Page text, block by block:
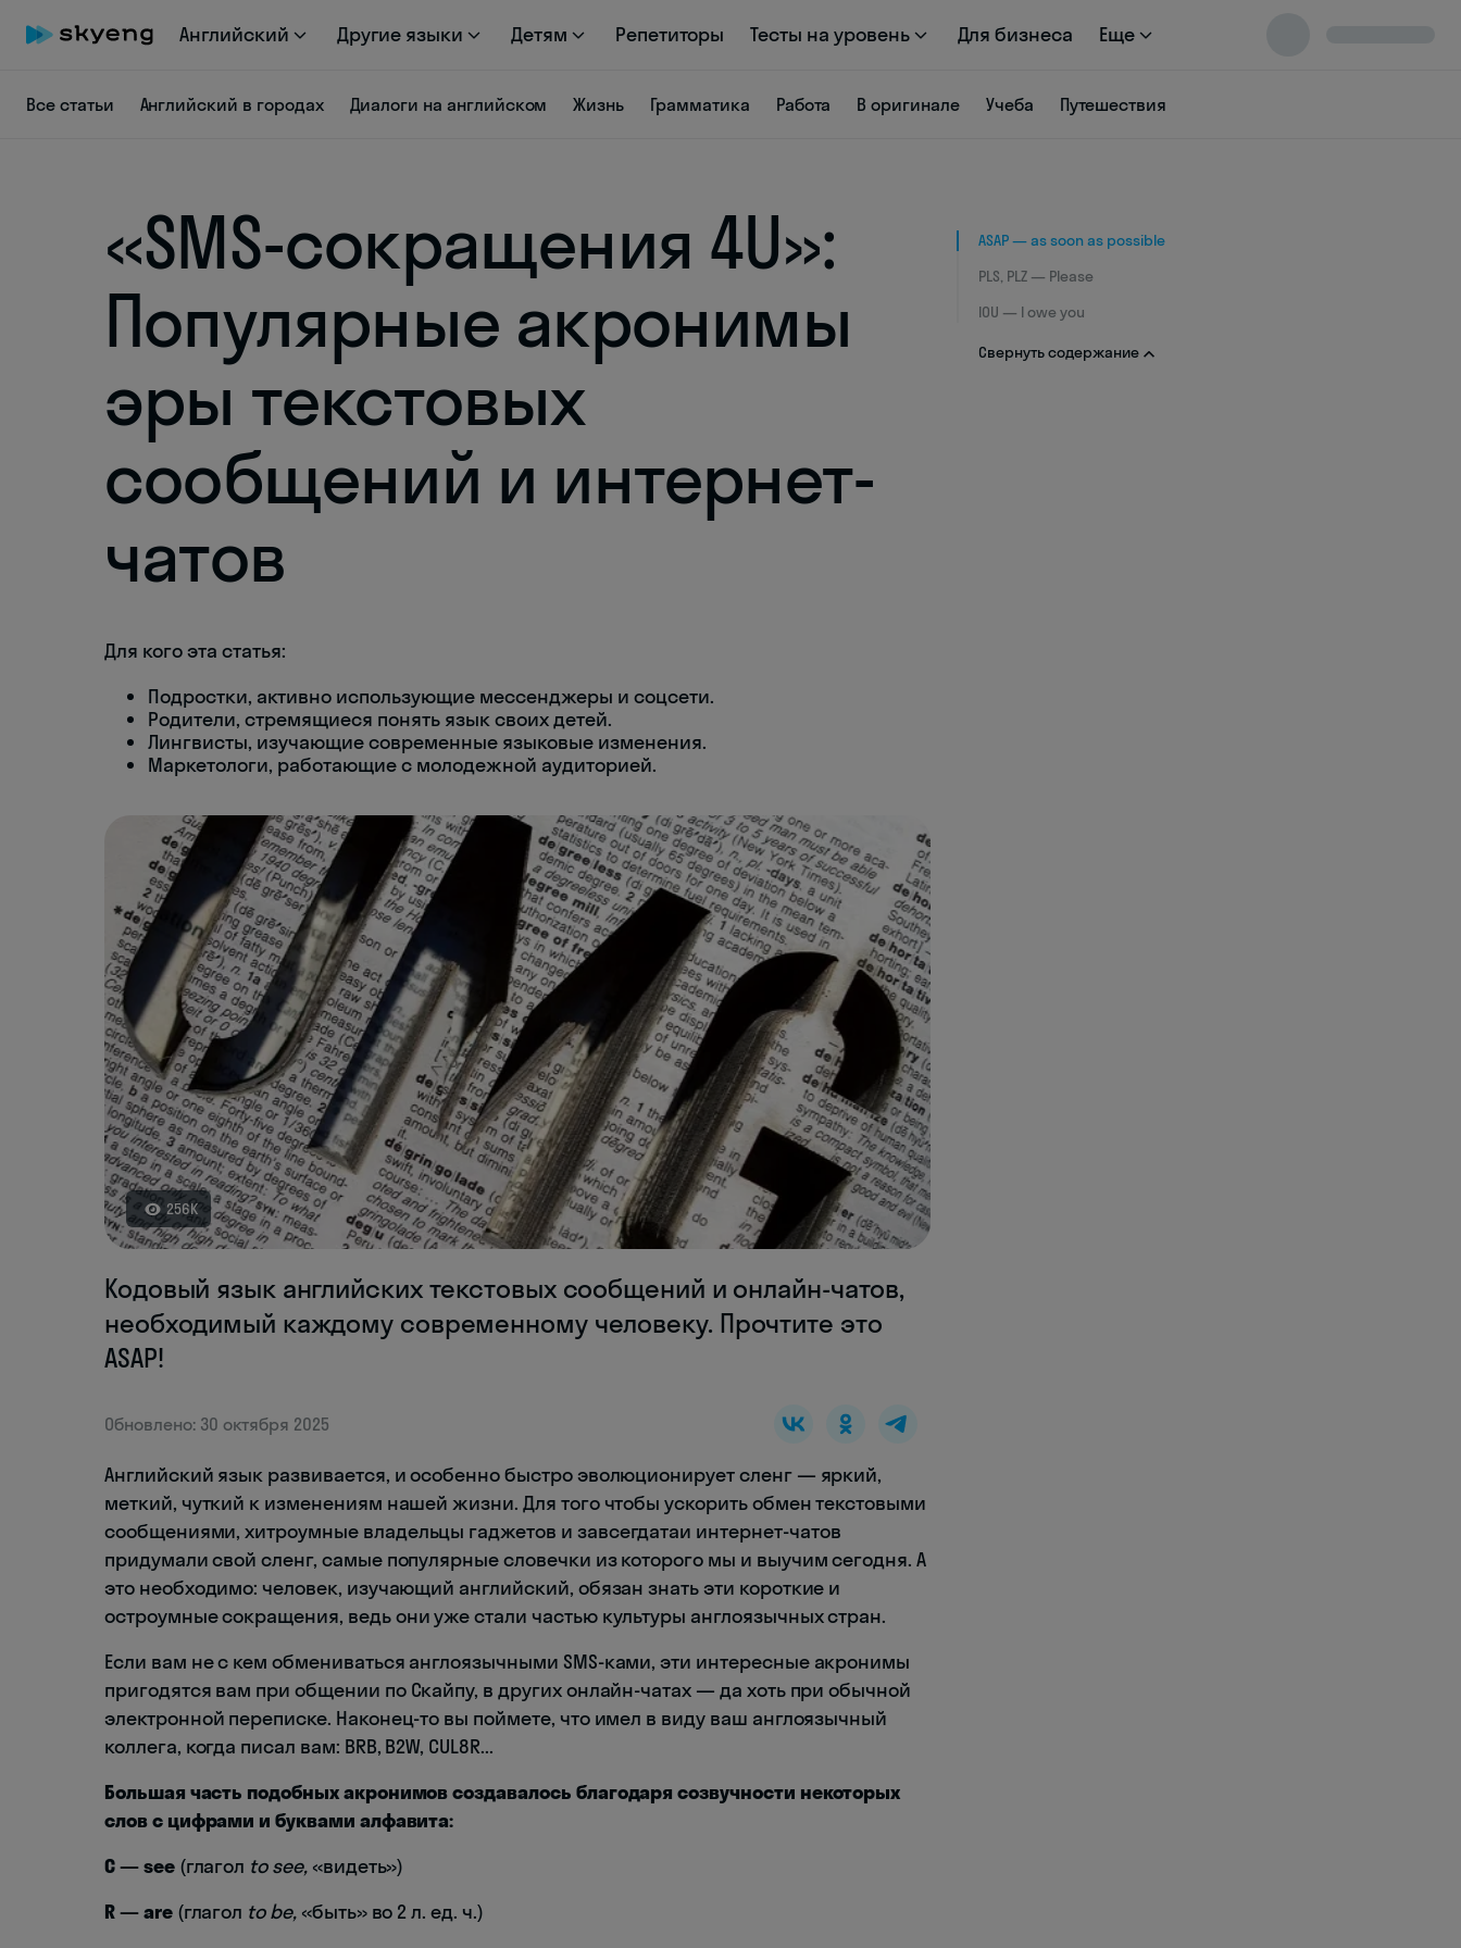
Английский Другие языки Детям Репетиторы Тесты на уровень Для бизнеса Еще
Все статьи Английский в городах Диалоги на английском Жизнь Грамматика Работа В оригинале Учеба Путешествия
«SMS-сокращения 4U»:
Популярные акронимы
эры текстовых
сообщений и интернет-
чатов
Для кого эта статья:
Подростки, активно использующие мессенджеры и соцсети.
Родители, стремящиеся понять язык своих детей.
Лингвисты, изучающие современные языковые изменения.
Маркетологи, работающие с молодежной аудиторией.
256K
Кодовый язык английских текстовых сообщений и онлайн-чатов,
необходимый каждому современному человеку. Прочтите это
ASAP!
Обновлено: 30 октября 2025
Английский язык развивается, и особенно быстро эволюционирует сленг — яркий,
меткий, чуткий к изменениям нашей жизни. Для того чтобы ускорить обмен текстовыми
сообщениями, хитроумные владельцы гаджетов и завсегдатаи интернет-чатов
придумали свой сленг, самые популярные словечки из которого мы и выучим сегодня. А
это необходимо: человек, изучающий английский, обязан знать эти короткие и
остроумные сокращения, ведь они уже стали частью культуры англоязычных стран.
Если вам не с кем обмениваться англоязычными SMS-ками, эти интересные акронимы
пригодятся вам при общении по Скайпу, в других онлайн-чатах — да хоть при обычной
электронной переписке. Наконец-то вы поймете, что имел в виду ваш англоязычный
коллега, когда писал вам: BRB, B2W, CUL8R...
Большая часть подобных акронимов создавалось благодаря созвучности некоторых
слов с цифрами и буквами алфавита:
С — see (глагол to see,«видеть»)
R — are (глагол to be, «быть» во 2 л. ед. ч.)
ASAP — as soon as possible
PLS, PLZ — Please
IOU — I owe you
Свернуть содержание